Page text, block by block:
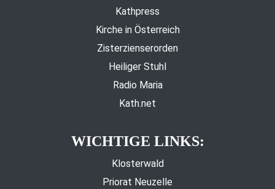
Kathpress
Kirche in Österreich
Zisterzienserorden
Heiliger Stuhl
Radio Maria
Kath.net
WICHTIGE LINKS:
Klosterwald
Priorat Neuzelle